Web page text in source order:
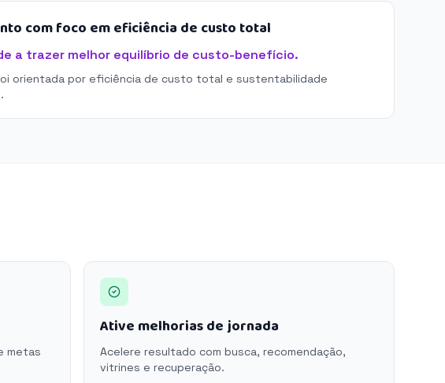
com foco em eficiência de custo total
a trazer melhor equilíbrio de custo-benefício.
orientada por eficiência de custo total e sustentabilidade
metas
Ative melhorias de jornada
Acelere resultado com busca, recomendação,
vitrines e recuperação.